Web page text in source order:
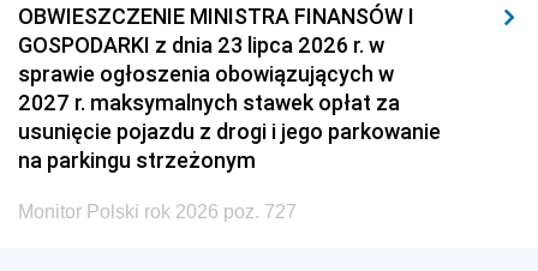
OBWIESZCZENIE MINISTRA FINANSÓW I
GOSPODARKI z dnia 23 lipca 2026 r. w
sprawie ogłoszenia obowiązujących w
2027 r. maksymalnych stawek opłat za
usunięcie pojazdu z drogi i jego parkowanie
na parkingu strzeżonym
Monitor Polski rok 2026 poz. 727